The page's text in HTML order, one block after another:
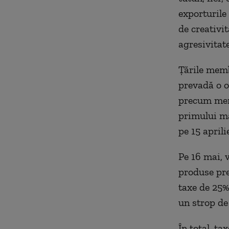
exporturile
de
Țările
prevadă o
precum
primului
pe 15
Pe 16 mai,
produse
taxe de
un strop